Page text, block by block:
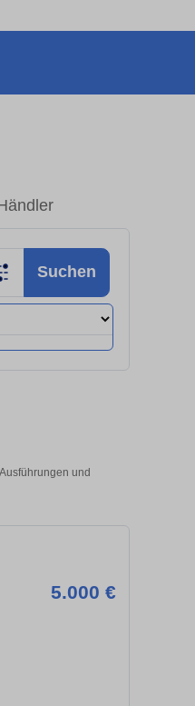
Suchen
und
5.000 €